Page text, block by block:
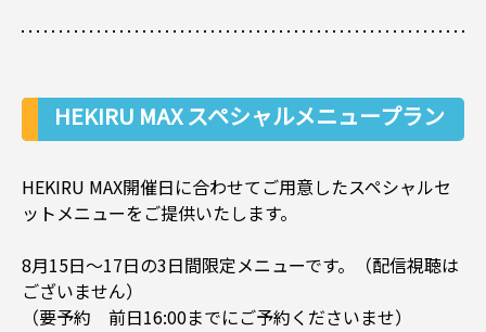
HEKIRU MAX スペシャルメニュープラン
HEKIRU MAX開催日に合わせてご用意したスペシャルセ
ットメニューをご提供いたします。
8月15日～17日の3日間限定メニューです。（配信視聴は
ございません）
（要予約 前日16:00までにご予約くださいませ）